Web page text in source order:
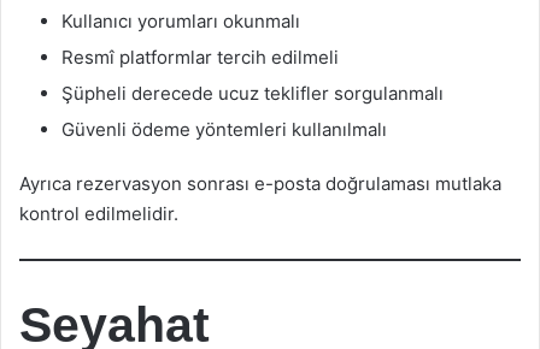
Kullanıcı yorumları okunmalı
Resmî platformlar tercih edilmeli
Şüpheli derecede ucuz teklifler sorgulanmalı
Güvenli ödeme yöntemleri kullanılmalı
Ayrıca rezervasyon sonrası e-posta doğrulaması mutlaka
kontrol edilmelidir.
Seyahat